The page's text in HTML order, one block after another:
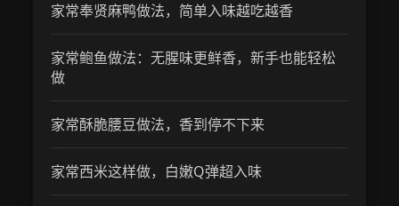
家常奉贤麻鸭做法，简单入味越吃越香
家常鲍鱼做法：无腥味更鲜香，新手也能轻松
做
家常酥脆腰豆做法，香到停不下来
家常西米这样做，白嫩Q弹超入味